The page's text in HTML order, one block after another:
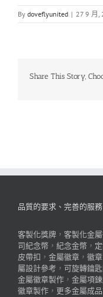
By doveflyunited | 27 9 月,
Share This Story,
品質的要求、完善的服務
客製化獎牌 ， 客製化金
司紀念幣 ， 紀念金幣 ，
皮帶扣 ， 金屬徽章 ， 徽章
屬設計參考 ， 可旋轉鑰
金屬徽章製作 ， 金屬項
徽章製作 ， 更多金屬成